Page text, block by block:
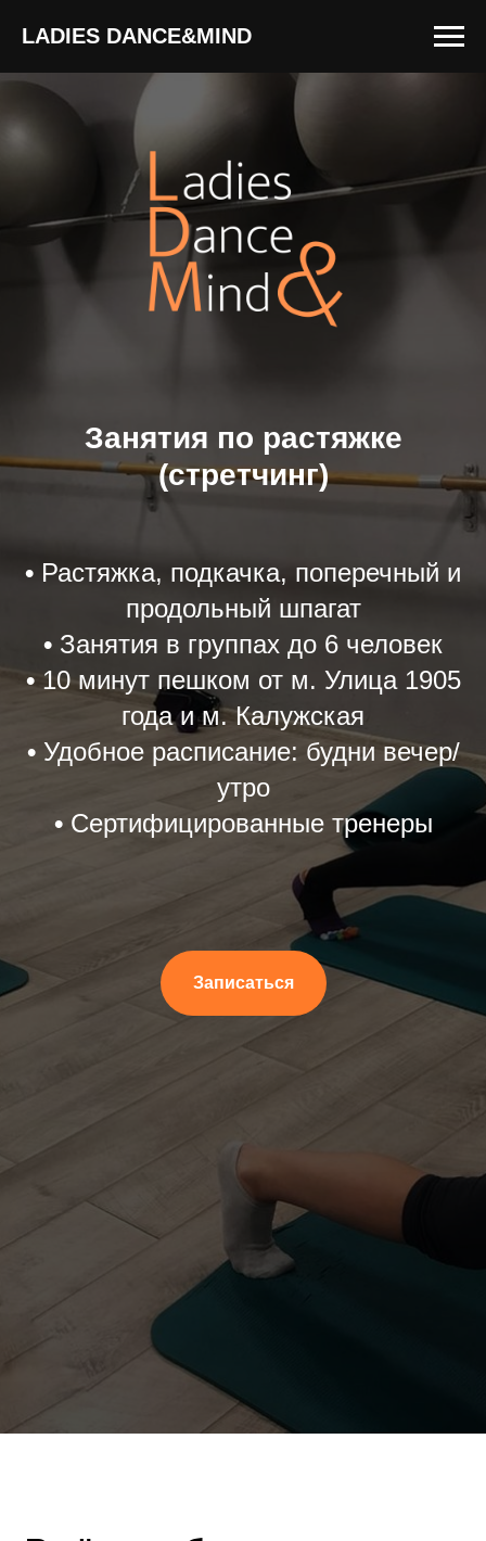
LADIES DANCE&MIND
Занятия по растяжке
(стретчинг)
• Растяжка, подкачка, поперечный и
продольный шпагат
• Занятия в группах до 6 человек
•10 минут пешком от м. Улица 1905
года и м. Калужская
•Удобное расписание: будни вечер/
утро
• Сертифицированные тренеры
Записаться